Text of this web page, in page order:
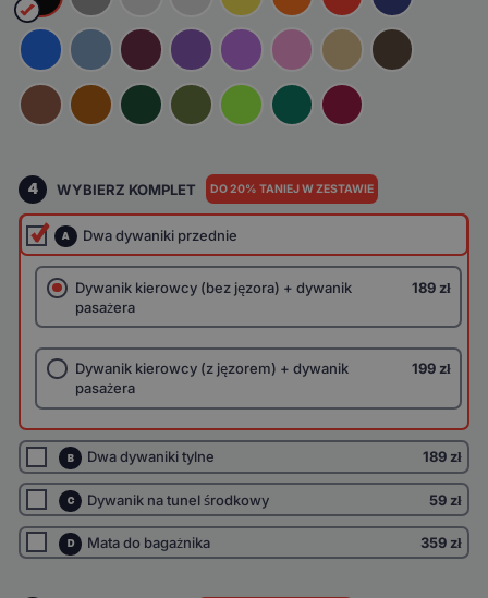
4 WYBIERZ KOMPLET DO 20% TANIEJ W ZESTAWIE
A Dwa dywaniki przednie
Dywanik kierowcy (bez jęzora) + dywanik
pasażera
189 zł
Dywanik kierowcy (z jęzorem) + dywanik
pasażera
199 zł
B Dwa dywaniki tylne 189 zł
C Dywanik na tunel środkowy 59 zł
D Mata do bagażnika 359 zł